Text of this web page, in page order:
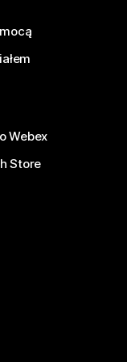
Webex
Store